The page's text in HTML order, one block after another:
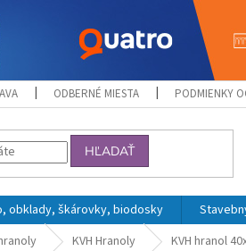
ODBERNÉ MIESTA PODMIENKY
HĽADAŤ
obklady, škárovky, biodosky
KVH Hranoly KVH hranol